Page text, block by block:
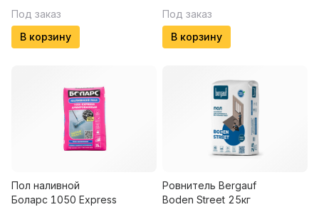
Под заказ
В корзину
Под заказ
В корзину
Пол наливной
Боларс 1050 Express
Ровнитель Bergauf
Boden Street 25кг